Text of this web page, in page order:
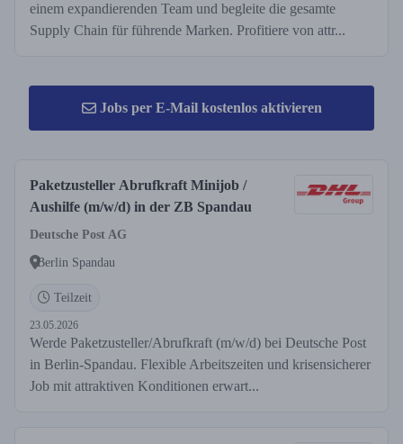
einem expandierenden Team und begleite die gesamte
Supply Chain für führende Marken. Profitiere von attr...
Jobs per E-Mail kostenlos aktivieren
Paketzusteller Abrufkraft Minijob /
Aushilfe (m/w/d) in der ZB Spandau
Deutsche Post AG
Berlin Spandau
Teilzeit
23.05.2026
Werde Paketzusteller/Abrufkraft (m/w/d) bei Deutsche Post
in Berlin-Spandau. Flexible Arbeitszeiten und krisensicherer
Job mit attraktiven Konditionen erwart...